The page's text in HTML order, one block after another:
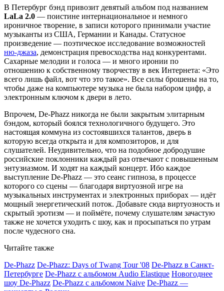
В Петербург бэнд привозит девятый альбом под названием
LaLa 2.0 — поистине интернациональное и немного
ироничное творение, в записи которого принимали участие
музыканты из США, Германии и Канады. Статусное
произведение — поэтическое исследование возможностей
ню-джаза, демонстрация превосходства над конкурентами.
Сахарные мелодии и голоса — и много иронии по
отношению к собственному творчеству в век Интернета: «Это
всего лишь файл, вот что это такое». Все силы брошены на то,
чтобы даже на компьютере музыка не была набором цифр, а
электронным ключом к двери в лето.
Впрочем, De-Phazz никогда не были закрытым элитарным
бэндом, который боялся технологичного будущего. Это
настоящая коммуна из состоявшихся талантов, дверь в
которую всегда открыта и для композиторов, и для
слушателей. Неудивительно, что на подобное добродушие
российские поклонники каждый раз отвечают с повышенным
энтузиазмом. И ходят на каждый концерт. Ибо каждое
выступление De-Phazz — это сеанс гипноза, в процессе
которого со сцены — благодаря виртуозной игре на
музыкальных инструментах и электронных приборах — идёт
мощный энергетический поток. Добавьте сюда виртуозность и
скрытый эротизм — и поймёте, почему слушателям зачастую
также не хочется уходить с шоу, как и просыпаться по утрам
после чудесного сна.
Читайте также
De-Phazz De-Phazz: Days of Twang Tour '08 De-Phazz в Санкт-
Петербурге De-Phazz с альбомом Audio Elastique Новогоднее
шоу De-Phazz De-Phazz с альбомом Naive De-Phazz —